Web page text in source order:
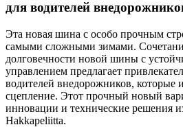
для водителей
Эта новая шина с особо прочным
самыми сложными зимами.
долговечности новой шины с
управлением предлагает
водителей внедорожников, которые
сцепление. Этот прочный новый
инновации и технические решения
Hakkapeliitta.